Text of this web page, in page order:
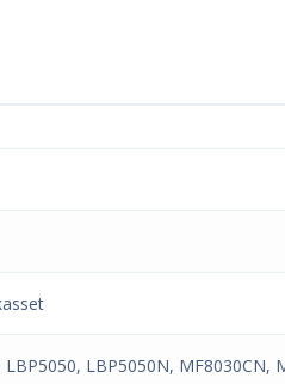
LBP5050, LBP5050N, MF8030CN,